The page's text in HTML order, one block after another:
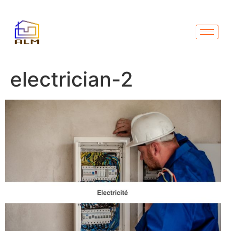
electrician-2